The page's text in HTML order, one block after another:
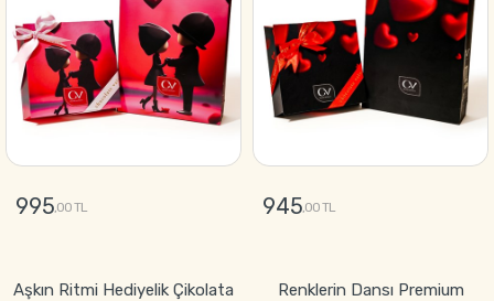
995,00 TL 945,00 TL
Aşkın Ritmi Hediyelik Çikolata
Renklerin Dansı Premium